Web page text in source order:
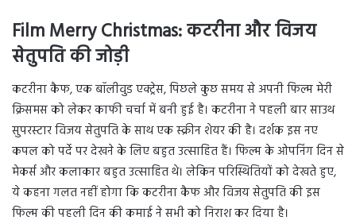
Film Merry Christmas: कटरीना और विजय
सेतुपति की जोड़ी
कटरीना कैफ, एक बॉलीवुड एक्ट्रेस, पिछले कुछ समय से अपनी फिल्म मेरी
क्रिसमस को लेकर काफी चर्चा में बनी हुई है। कटरीना ने पहली बार साउथ
सुपरस्टार विजय सेतुपति के साथ एक स्क्रीन शेयर की है। दर्शक इस नए
कपल को पर्दे पर देखने के लिए बहुत उत्साहित हैं। फिल्म के ओपनिंग दिन से
मेकर्स और कलाकार बहुत उत्साहित थे। लेकिन परिस्थितियों को देखते हुए,
ये कहना गलत नहीं होगा कि कटरीना कैफ और विजय सेतुपति की इस
फिल्म की पहली दिन की कमाई ने सभी को निराश कर दिया है।